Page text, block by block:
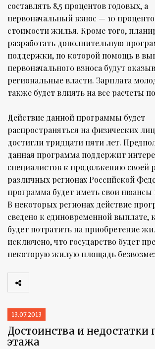
составлять 8,5 процентов годовых, а
первоначальный взнос — 10
стоимости жилья. Кроме того,
разработать дополнительную
поддержки, по которой помощь в
первоначального взноса будут
региональные власти. Зарплата
также будет влиять на все расчеты
Действие данной программы будет
распространяться на физических
достигли тридцати пяти лет.
данная программа поддержит
специалистов к продолжению своей
различных регионах Российской
программа будет иметь свои нюансы
В некоторых регионах действие
сведено к единовременной
будет потратить на приобретение
исключено, что государство будет
некоторую жилую площадь
13.07.2013
Достоинства и недостатки
этажа